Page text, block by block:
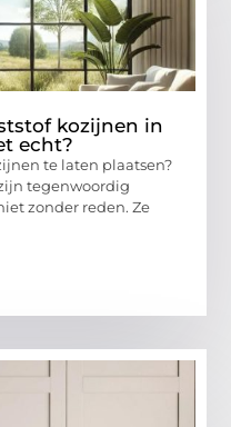
kozijnen in
echt?
te laten plaatsen?
tegenwoordig
zonder reden. Ze